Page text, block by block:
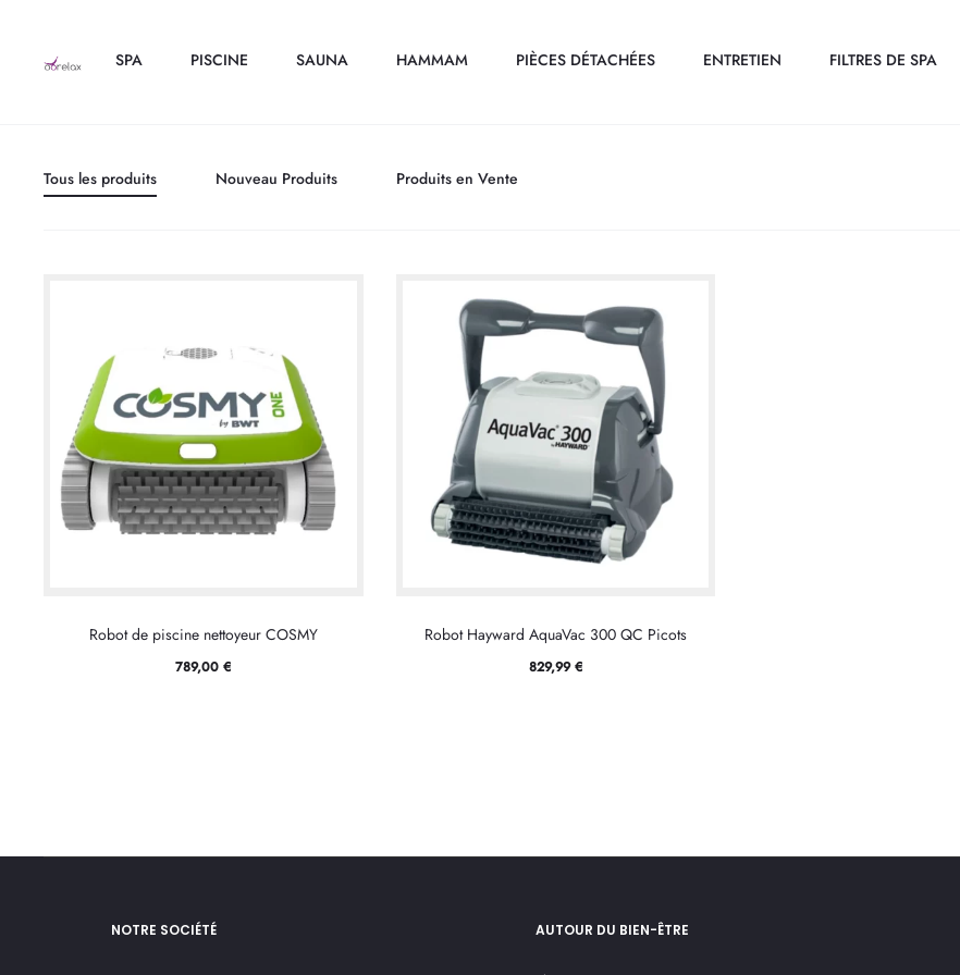
SPA PISCINE SAUNA HAMMAM PIÈCES DÉTACHÉES ENTRETIEN FILTRES DE SPA
Tous les produits Nouveau Produits Produits en Vente
Robot de piscine nettoyeur COSMY
789,00€
Robot Hayward AquaVac 300 QC Picots
829,99€
NOTRE SOCIÉTÉ AUTOUR DU BIEN-ÊTRE